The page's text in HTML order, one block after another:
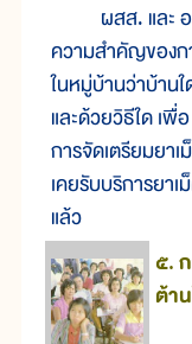
ผสส. และ อสม
ความสำคัญของก
ในหมู่บ้านว่าบ้าน
และด้วยวิธีใด เพื่
การจัดเตรียมยา
เคยรับบริการยา
แล้ว
๕.
ต้า